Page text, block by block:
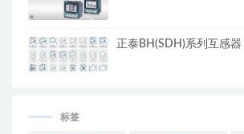
正泰BH(SDH)系列互感器
标签